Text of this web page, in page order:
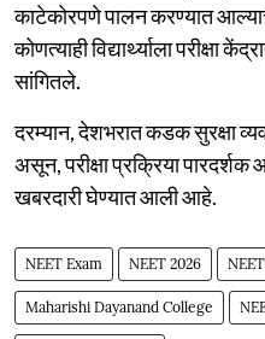
काटेकोरपणे पालन करण्यात
कोणत्याही विद्यार्थ्याला परीक्षा
सांगितले.
दरम्यान, देशभरात कडक सुरक्षा
असून, परीक्षा प्रक्रिया
खबरदारी घेण्यात आली आहे.
NEET Exam NEET 2026
Maharishi Dayanand College